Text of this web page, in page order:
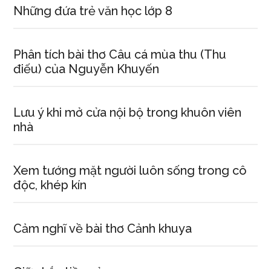
Những đứa trẻ văn học lớp 8
Phân tích bài thơ Câu cá mùa thu (Thu
điếu) của Nguyễn Khuyến
Lưu ý khi mở cửa nội bộ trong khuôn viên
nhà
Xem tướng mặt người luôn sống trong cô
độc, khép kín
Cảm nghĩ về bài thơ Cảnh khuya